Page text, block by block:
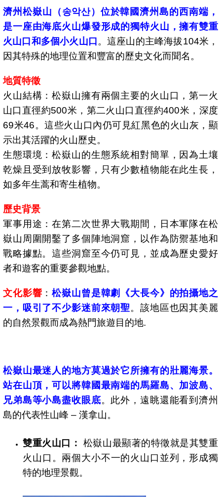
濟州松嶽山（송악산）位於韓國濟州島的西南端，
是一座由海底火山爆發形成的獨特火山，擁有雙重
火山口和多個小火山口 。這座山的主峰海拔104米，
因其特殊的地理位置和豐富的歷史文化而聞名。
地質特徵
火山結構：松嶽山擁有兩個主要的火山口，第一火
山口直徑約500米，第二火山口直徑約400米，深度
69米46。這些火山口內仍可見紅黑色的火山灰，顯
示出其活躍的火山歷史。
生態環境：松嶽山的生態系統相對簡單，因為土壤
乾燥且受到放牧影響，只有少數植物能在此生長，
如多年生蒿和寄生植物。
歷史背景
軍事用途：在第二次世界大戰期間，日本軍隊在松
嶽山周圍開鑿了多個陣地洞窟，以作為防禦基地和
戰略據點。這些洞窟至今仍可見，並成為歷史愛好
者和遊客的重要參觀地點。
文化影響 ：松嶽山曾是韓劇《大長今》的拍攝地之
一，吸引了不少影迷前來朝聖。該地區也因其美麗
的自然景觀而成為熱門旅遊目的地.
松嶽山最迷人的地方莫過於它所擁有的壯麗海景。
站在山頂，可以將韓國最南端的馬羅島、加波島、
兄弟島等小島盡收眼底。此外，遠眺還能看到濟州
島的代表性山峰 – 漢拿山。
雙重火山口：
松嶽山最顯著的特徵就是其雙重
火山口。兩個大小不一的火山口並列，形成獨
特的地理景觀。